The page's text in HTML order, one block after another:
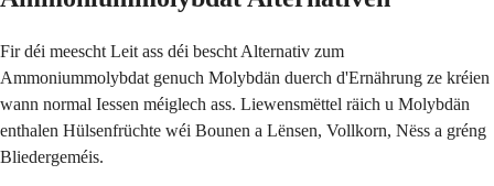
Fir déi meescht Leit ass déi bescht Alternativ zum
Ammoniummolybdat genuch Molybdän duerch d'Ernährung ze kréien
wann normal Iessen méiglech ass. Liewensmëttel räich u Molybdän
enthalen Hülsenfrüchte wéi Bounen a Lënsen, Vollkorn, Nëss a gréng
Bliedergeméis.